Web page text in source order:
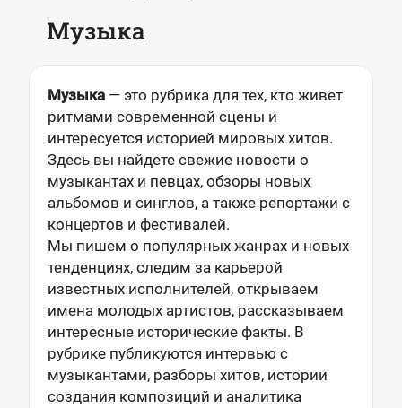
Музыка
Музыка— это рубрика для тех, кто живет
ритмами современной сцены и
интересуется историей мировых хитов.
Здесь вы найдете свежие новости о
музыкантах и певцах, обзоры новых
альбомов и синглов, а также репортажи с
концертов и фестивалей.
Мы пишем о популярных жанрах и новых
тенденциях, следим за карьерой
известных исполнителей, открываем
имена молодых артистов, рассказываем
интересные исторические факты. В
рубрике публикуются интервью с
музыкантами, разборы хитов, истории
создания композиций и аналитика